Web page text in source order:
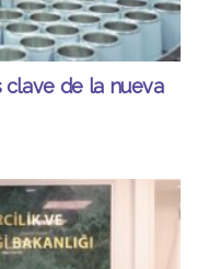
clave de la nueva